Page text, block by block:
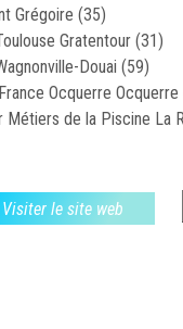
Grégoire (35)
Gratentour (31)
Douai (59)
Ocquerre Ocquerre
Métiers de la Piscine La
Visiter le site web